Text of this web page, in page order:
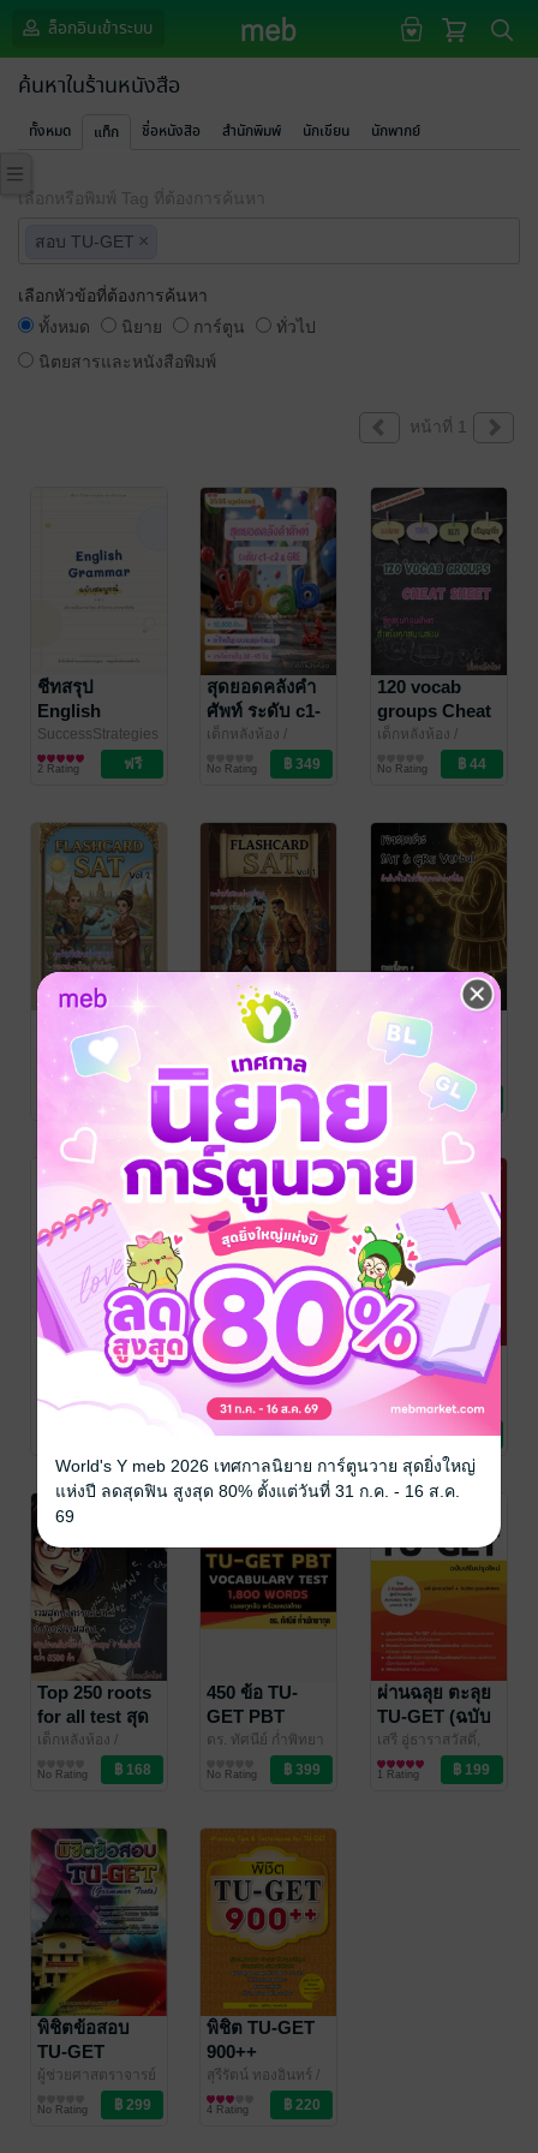
ล็อกอินเข้าระบบ
ค้นหาในร้านหนังสือ
ทั้งหมด แท็ก ชื่อหนังสือ สำนักพิมพ์ นักเขียน นักพากย์
เลือกหรือพิมพ์ Tag ที่ต้องการค้นหา
สอบ TU-GET ×
เลือกหัวข้อที่ต้องการค้นหา
ทั้งหมด
นิยาย การ์ตูน
ทั่วไป
นิตยสารและหนังสือพิมพ์
หน้าที่ 1
ชีทสรุป
English
Grammar ฉบับ
สมบูรณ์
SuccessStrategies
กลยุทธ์แห่งความ
สำเร็จ
ภาษา
2 Rating
สุดยอดคลังคำ
ศัพท์ ระดับ c1-
c2 & GRE
2026 updated
เด็กหลังห้อง /
No Rating
120 vocab
groups Cheat
Sheet ชีทสรุป
กลุ่มศัพท์สำหรับ
ทุกสนามสอบ
เด็กหลังห้อง /
No Rating
Flashcard SAT
: การันตีสอบ
ผ่านฉลุย เล่ม 2
เด็กหลังห้อง
Flashcard SAT
: การันตีสอบ
ผ่านฉลุย เล่ม 1
เด็กหลังห้อง/
Sophist
ภาษา
No Rating
เจาะเกราะ SAT
& GRE Verbal
: คำศัพท์ไม่ใช่
เรื่องยากอย่างที่
คิด
เด็กหลังห้อง/
Sophist
ภาษา
เก่งคำ​ จำเป็น​
ชุด ปลดล็อก
คอนเทนต์ภาษา
สำหรับสอบ
เด็กหลังห้อง/
Synopsis ::
1,500 Pairs of
Synonyms &
Antonyms คลัง
เหมือนและคำ
ตรงข้าม
เด็กหลังห้อง /
Sophist
ภาษา
No Rating
If-clause
(หนังสือเสียง)
เศรษฐวิทย์
No Rating
Top 250 roots
for all test สุด
ยอดราก
ศัพท์...กับทุก
สนามสอบ
เด็กหลังห้อง /
No Rating
450 ข้อ TU-
GET PBT
VOCABULARY
ดร. ทัศนีย์ ก่ำพิทยา
/ Dr. TAZZ
EngStudio
No Rating
ผ่านฉลุย ตะลุย
TU-GET (ฉบับ
ปรับปรุงใหม่)
เสรี อู่ธาราสวัสดิ์,
วันวิชิต บูรณะสิทธิ
พร/ FreeMind
ภาษา
1 Rating
พิชิตข้อสอบ
TU-GET
(Grammar
ผู้ช่วยศาสตราจารย์
ดร นเรศ สุรสิทธิ์/
ผศ. ดร. นเรศ สุร
No Rating
พิชิต TU-GET
900++
สุรีรัตน์ ทองอินทร์ /
Expernet
ภาษา
4 Rating
World's Y meb 2026 เทศกาลนิยาย การ์ตูนวาย สุดยิ่งใหญ่
แห่งปี ลดสุดฟิน สูงสุด 80% ตั้งแต่วันที่ 31 ก.ค. - 16 ส.ค.
69